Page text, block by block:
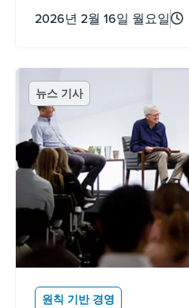
2026년 2월 16일 월요일
뉴스 기사
원칙 기반 경영